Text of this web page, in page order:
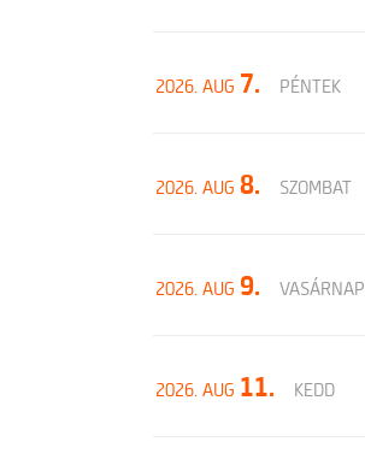
2026. AUG 7. PÉNTEK
2026. AUG 8. SZOMBAT
2026. AUG 9. VASÁRNAP
2026. AUG 11. KEDD